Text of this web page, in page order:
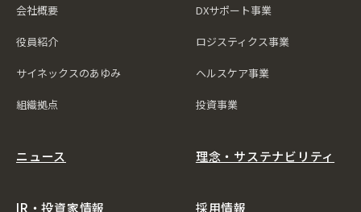
会社概要
役員紹介
サイネックスのあゆみ
組織拠点
DXサポート事業
ロジスティクス事業
ヘルスケア事業
投資事業
ニュース
IR・投資家情報
理念・サステナビリティ
採用情報